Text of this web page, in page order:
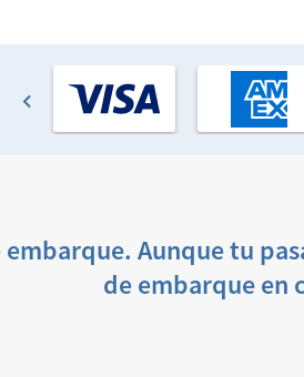
embarque. Aunque tu
de embarque en